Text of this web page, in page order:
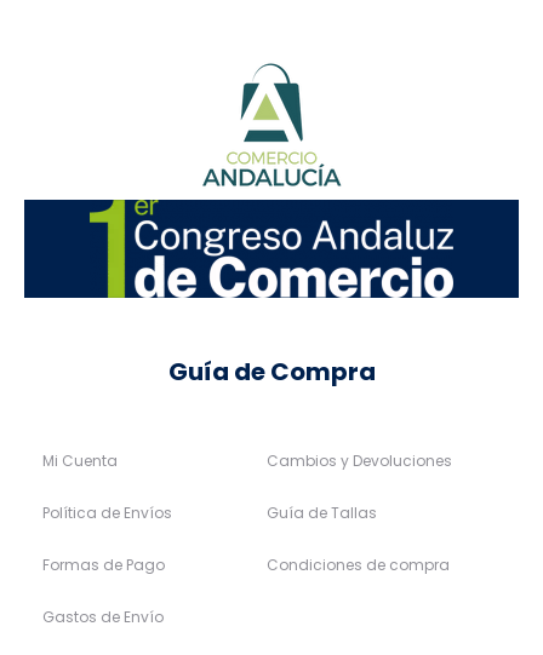
Guía de Compra
Mi Cuenta
Política de Envíos
Formas de Pago
Gastos de Envío
Cambios y Devoluciones
Guía de Tallas
Condiciones de compra